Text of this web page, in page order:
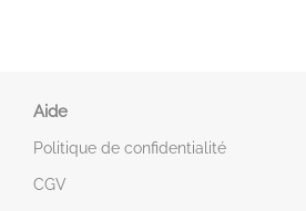
Aide
Politique de confidentialité
CGV